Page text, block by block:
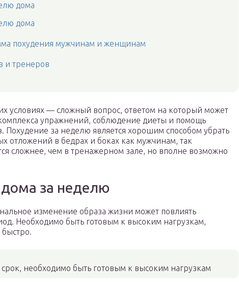
дома
дома
похудения мужчинам и женщинам
и тренеров
условиях — сложный вопрос, ответом на который может
упражнений, соблюдение диеты и помощь
Похудение за неделю является хорошим способом убрать
отложений в бедрах и боках как мужчинам, так
сложнее, чем в тренажерном зале, но вполне возможно
за неделю
изменение образа жизни может повлиять
Необходимо быть готовым к высоким нагрузкам,
быстро.
необходимо быть готовым к высоким нагрузкам